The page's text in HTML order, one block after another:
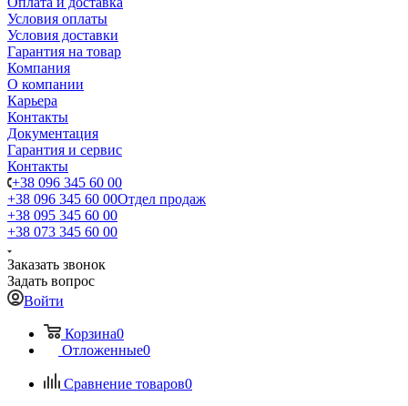
Условия оплаты
Условия доставки
Гарантия на товар
Компания
О компании
Карьера
Контакты
Документация
Гарантия и сервис
Контакты
+38 096 345 60 00
+38 096 345 60 00Отдел продаж
+38 095 345 60 00
+38 073 345 60 00
Заказать звонок
Задать вопрос
Войти
Корзина0
Отложенные0
Сравнение товаров0